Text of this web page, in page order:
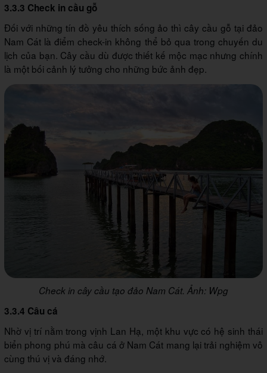
3.3.3 Check in cầu gỗ
Đối với những tín đồ yêu thích sống ảo thì cây cầu gỗ tại đảo
Nam Cát là điểm check-in không thể bỏ qua trong chuyến du
lịch của bạn. Cây cầu dù được thiết kế mộc mạc nhưng chính
là một bối cảnh lý tưởng cho những bức ảnh đẹp.
Check in cây cầu tạo đảo Nam Cát. Ảnh: Wpg
3.3.4 Câu cá
Nhờ vị trí nằm trong vịnh Lan Hạ, một khu vực có hệ sinh thái
biển phong phú mà câu cá ở Nam Cát mang lại trải nghiệm vô
cùng thú vị và đáng nhớ.